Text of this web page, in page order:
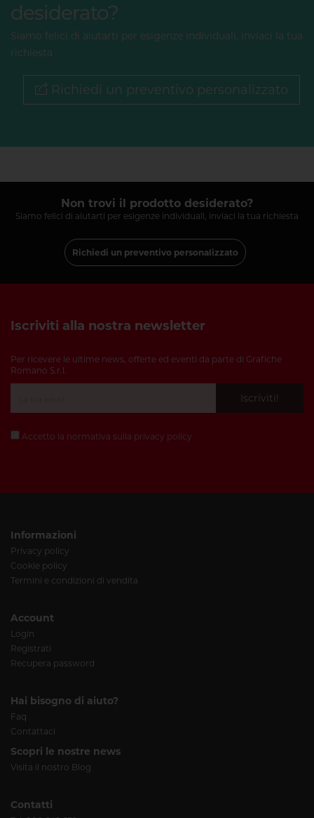
desiderato?
Siamo felici di aiutarti per esigenze individuali, inviaci la tua
richiesta
Richiedi un preventivo personalizzato
Non trovi il prodotto desiderato?
Siamo felici di aiutarti per esigenze individuali, inviaci la tua richiesta
Richiedi un preventivo personalizzato
Iscriviti alla nostra newsletter
Per ricevere le ultime news, offerte ed eventi da parte di Grafiche
Romano S.r.l.
Iscriviti!
Accetto la normativa sulla privacy policy
Informazioni
Privacy policy
Cookie policy
Termini e condizioni di vendita
Account
Login
Registrati
Recupera password
Hai bisogno di aiuto?
Faq
Contattaci
Scopri le nostre news
Visita il nostro Blog
Contatti